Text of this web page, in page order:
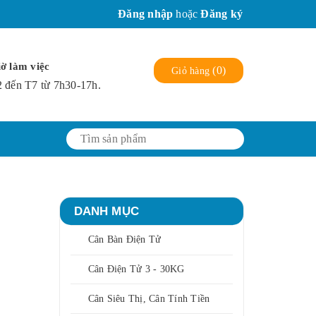
Đăng nhập hoặc Đăng ký
làm việc
đến T7 từ 7h30-17h.
Giỏ hàng (0)
DANH MỤC
Cân Bàn Điện Tử
Cân Điện Tử 3 - 30KG
Cân Siêu Thị, Cân Tính Tiền